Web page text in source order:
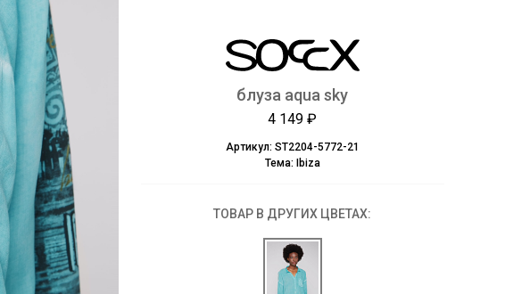
блуза aqua sky
4 149 ₽
Артикул: ST2204-5772-21
Тема:
Ibiza
ТОВАР В ДРУГИХ ЦВЕТАХ: